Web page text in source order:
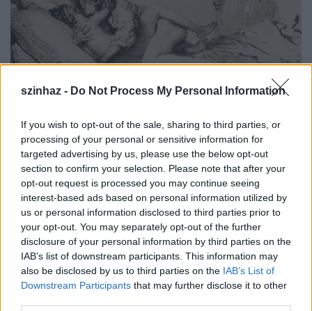
szinhaz - Do Not Process My Personal Information
If you wish to opt-out of the sale, sharing to third parties, or
processing of your personal or sensitive information for
targeted advertising by us, please use the below opt-out
section to confirm your selection. Please note that after your
opt-out request is processed you may continue seeing
interest-based ads based on personal information utilized by
us or personal information disclosed to third parties prior to
your opt-out. You may separately opt-out of the further
disclosure of your personal information by third parties on the
IAB’s list of downstream participants. This information may
also be disclosed by us to third parties on the IAB’s List of
Downstream Participants that may further disclose it to other
Az előadásnak szándéka bizonyítani, hogy nem azért
trágárkodunk, hogy a nézők "fennakadt szemekkel
vergődjenek az ostorként rájuk suhintó sorok
gyönyörében". Azért trágár, mert vannak dolgok,
amelyekről nem lehet már másként beszélni. Az
erotika az ember alapmotivációi közé tartozik, akár
tudomásul veszi, akár nem. Minden emberi
kapcsolatban ott van az erotika, akkor is, ha a